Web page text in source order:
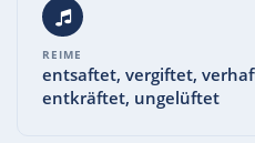
REIME
entsaftet, vergiftet,
entkräftet, ungelüftet